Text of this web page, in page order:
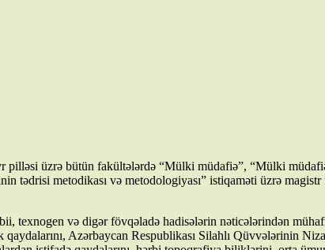
üzrə bütün fakültələrdə “Mülki müdafiə”, “Mülki
tədrisi metodikası və metodologiyası” istiqaməti üzrə magistr
və digər fövqəladə hadisələrin nəticələrindən
Azərbaycan Respublikası Silahlı Qüvvələrinin